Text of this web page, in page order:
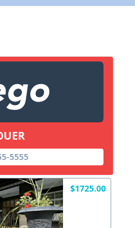
5555
$1725.00
inclus dans courriel)
X Fermer
X Fermer